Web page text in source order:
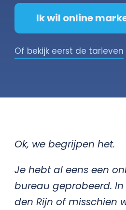
Ik wil online
Of bekijk eerst de tarieven
Ok, we begrijpen het.
Je hebt al eens een
bureau geprobeerd.
den Rijn of misschien